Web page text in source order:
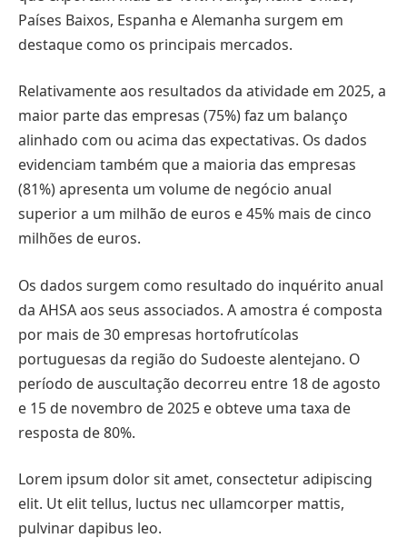
Países Baixos, Espanha e Alemanha surgem em
destaque como os principais mercados.
Relativamente aos resultados da atividade em 2025, a
maior parte das empresas (75%) faz um balanço
alinhado com ou acima das expectativas. Os dados
evidenciam também que a maioria das empresas
(81%) apresenta um volume de negócio anual
superior a um milhão de euros e 45% mais de cinco
milhões de euros.
Os dados surgem como resultado do inquérito anual
da AHSA aos seus associados. A amostra é composta
por mais de 30 empresas hortofrutícolas
portuguesas da região do Sudoeste alentejano. O
período de auscultação decorreu entre 18 de agosto
e 15 de novembro de 2025 e obteve uma taxa de
resposta de 80%.
Lorem ipsum dolor sit amet, consectetur adipiscing
elit. Ut elit tellus, luctus nec ullamcorper mattis,
pulvinar dapibus leo.